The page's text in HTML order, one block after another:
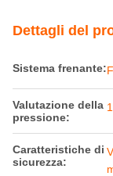
Dettagli del
Sistema frenante:
Valutazione della
pressione:
Caratteristiche di
sicurezza: